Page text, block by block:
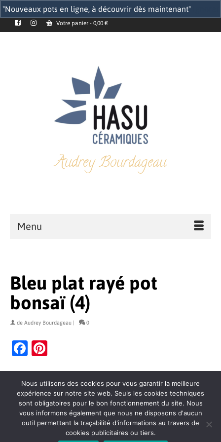
"Nouveaux pots en ligne, à découvrir dès maintenant"
Votre panier - 0,00 €
Audrey Bourdageau
Menu
Bleu plat rayé pot
bonsaï (4)
de Audrey Bourdageau | 0
Facebook
Politique de confidentialité Mentions légales
Nous utilisons des cookies pour vous garantir la meilleure
expérience sur notre site web. Seuls les cookies techniques
sont obligatoires pour le bon fonctionnement du site. Nous
vous informons également que nous ne disposons d'aucun
outil permettant la traçabilité d'informations au travers de
cookies publicitaires ou tiers.